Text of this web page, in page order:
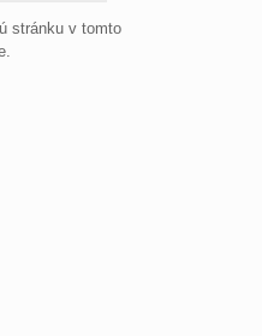
stránku v tomto